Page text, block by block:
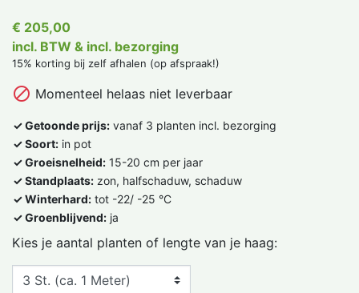
€ 205,00
incl. BTW & incl. bezorging
15% korting bij zelf afhalen (op afspraak!)
 Momenteel helaas niet leverbaar
✓ Getoonde prijs: vanaf 3 planten incl. bezorging
✓ Soort: in pot
✓ Groeisnelheid: 15-20 cm per jaar
✓ Standplaats: zon, halfschaduw, schaduw
✓ Winterhard: tot -22/ -25 °C
✓ Groenblijvend: ja
Kies je aantal planten of lengte van je haag: